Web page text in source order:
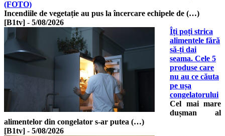
(FOTO)
Incendiile de vegetație au pus la încercare echipele de (…)
[B1tv] - 5/08/2026
Îți poți strica
alimentele fără
să-ți dai
seama. Cele 5
produse care
nu au ce căuta
pe ușa
congelatorului
Cel mai mare
dușman al
alimentelor din congelator s-ar putea (…)
[B1tv] - 5/08/2026